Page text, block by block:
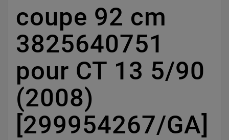
coupe 92 cm
3825640751
pour CT 13 5/90
(2008)
[299954267/GA]